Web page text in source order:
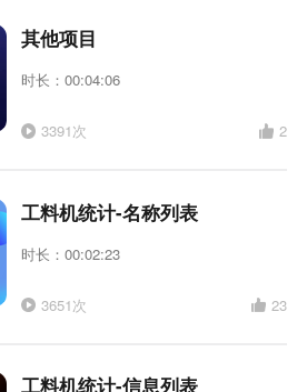
其他项目
时长：00:04:06
3391次 2
工料机统计-名称列表
时长：00:02:23
3651次 23
工料机统计-信息列表